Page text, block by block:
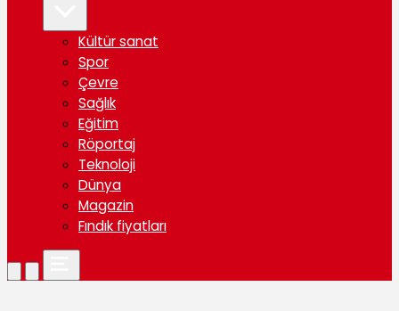
Kültür sanat
Spor
Çevre
Sağlık
Eğitim
Röportaj
Teknoloji
Dünya
Magazin
Fındık fiyatları